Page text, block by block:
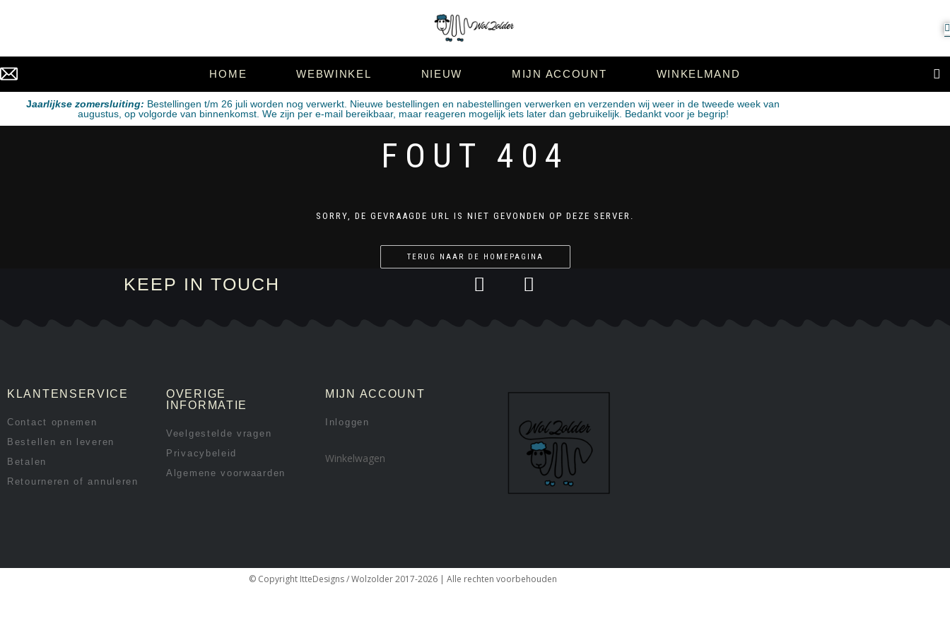
HOME WEBWINKEL NIEUW MIJN ACCOUNT WINKELMAND
Jaarlijkse zomersluiting: Bestellingen t/m 26 juli worden nog verwerkt. Nieuwe bestellingen en nabestellingen verwerken en verzenden wij weer in de tweede week van
augustus, op volgorde van binnenkomst. We zijn per e-mail bereikbaar, maar reageren mogelijk iets later dan gebruikelijk. Bedankt voor je begrip!
FOUT 404
SORRY, DE GEVRAAGDE URL IS NIET GEVONDEN OP DEZE SERVER.
TERUG NAAR DE HOMEPAGINA
KEEP IN TOUCH
KLANTENSERVICE
Contact opnemen
Bestellen en leveren
Betalen
Retourneren of annuleren
OVERIGE
INFORMATIE
Veelgestelde vragen
Privacybeleid
Algemene voorwaarden
MIJN ACCOUNT
Inloggen
Winkelwagen
© Copyright ItteDesigns / Wolzolder 2017-2026 | Alle rechten voorbehouden